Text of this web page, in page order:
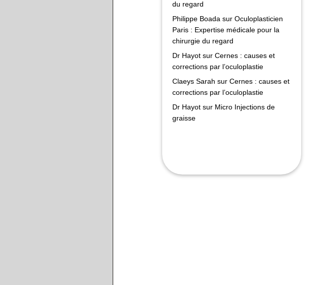
du regard
Philippe Boada sur Oculoplasticien
Paris : Expertise médicale pour la
chirurgie du regard
Dr Hayotsur Cernes : causes et
corrections par l’oculoplastie
Claeys Sarah sur Cernes : causes et
corrections par l’oculoplastie
Dr Hayotsur Micro Injections de
graisse